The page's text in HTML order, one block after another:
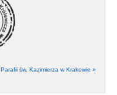
Parafii św. Kazimierza w Krakowie »